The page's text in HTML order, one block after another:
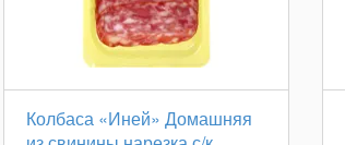
Колбаса «Иней» Домашняя